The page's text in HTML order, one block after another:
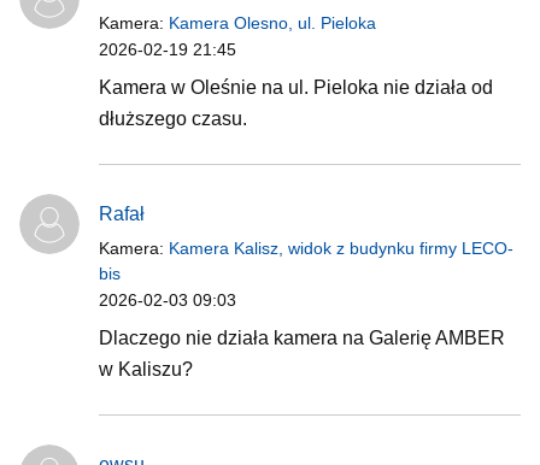
Kamera: Kamera Olesno, ul. Pieloka
2026-02-19 21:45
Kamera w Oleśnie na ul. Pieloka nie działa od
dłuższego czasu.
Rafał
Kamera: Kamera Kalisz, widok z budynku firmy LECO-
bis
2026-02-03 09:03
Dlaczego nie działa kamera na Galerię AMBER
w Kaliszu?